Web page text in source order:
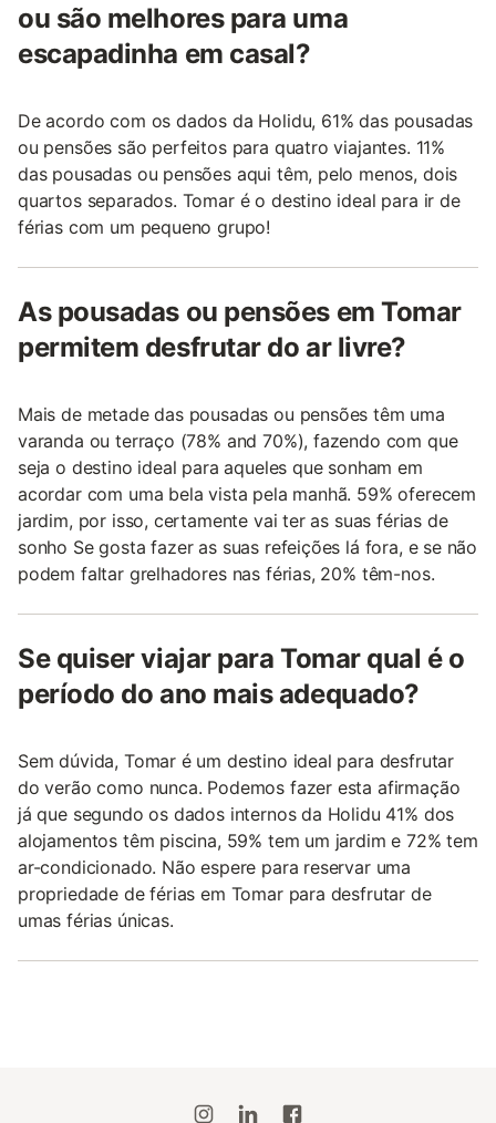
ou são melhores para uma
escapadinha em casal?
De acordo com os dados da Holidu, 61% das pousadas
ou pensões são perfeitos para quatro viajantes. 11%
das pousadas ou pensões aqui têm, pelo menos, dois
quartos separados. Tomar é o destino ideal para ir de
férias com um pequeno grupo!
As pousadas ou pensões em Tomar
permitem desfrutar do ar livre?
Mais de metade das pousadas ou pensões têm uma
varanda ou terraço (78% and 70%), fazendo com que
seja o destino ideal para aqueles que sonham em
acordar com uma bela vista pela manhã. 59% oferecem
jardim, por isso, certamente vai ter as suas férias de
sonho Se gosta fazer as suas refeições lá fora, e se não
podem faltar grelhadores nas férias, 20% têm-nos.
Se quiser viajar para Tomar qual é o
período do ano mais adequado?
Sem dúvida, Tomar é um destino ideal para desfrutar
do verão como nunca. Podemos fazer esta afirmação
já que segundo os dados internos da Holidu 41% dos
alojamentos têm piscina, 59% tem um jardim e 72% tem
ar-condicionado. Não espere para reservar uma
propriedade de férias em Tomar para desfrutar de
umas férias únicas.